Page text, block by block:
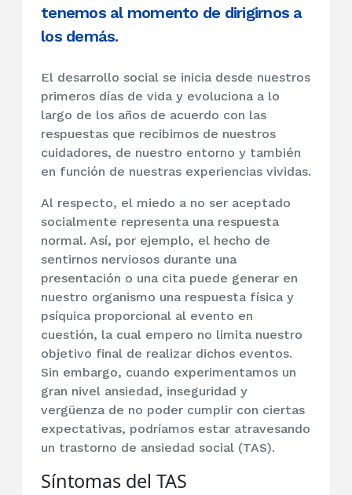
tenemos al momento de dirigirnos a
los demás.
El desarrollo social se inicia desde nuestros
primeros días de vida y evoluciona a lo
largo de los años de acuerdo con las
respuestas que recibimos de nuestros
cuidadores, de nuestro entorno y también
en función de nuestras experiencias vividas.
Al respecto, el miedo a no ser aceptado
socialmente representa una respuesta
normal. Así, por ejemplo, el hecho de
sentirnos nerviosos durante una
presentación o una cita puede generar en
nuestro organismo una respuesta física y
psíquica proporcional al evento en
cuestión, la cual empero no limita nuestro
objetivo final de realizar dichos eventos.
Sin embargo, cuando experimentamos un
gran nivel ansiedad, inseguridad y
vergüenza de no poder cumplir con ciertas
expectativas, podríamos estar atravesando
un trastorno de ansiedad social (TAS).
Síntomas del TAS